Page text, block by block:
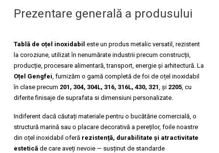
Prezentare generală a produsului
Tablă de oțel inoxidabil este un produs metalic versatil, rezistent
la coroziune, utilizat în nenumărate industrii precum construcții,
producție, procesare alimentară, transport, energie și arhitectură. La
Oțel Gengfei , furnizăm o gamă completă de foi de oțel inoxidabil
în clase precum 201, 304, 304L, 316, 316L, 430, 321 , și 2205 , cu
diferite finisaje de suprafata si dimensiuni personalizate.
Indiferent dacă căutați materiale pentru o bucătărie comercială, o
structură marină sau o placare decorativă a pereților, foile noastre
din oțel inoxidabil oferă rezistență, durabilitate și atractivitate
estetică de care aveți nevoie — susținut de standarde